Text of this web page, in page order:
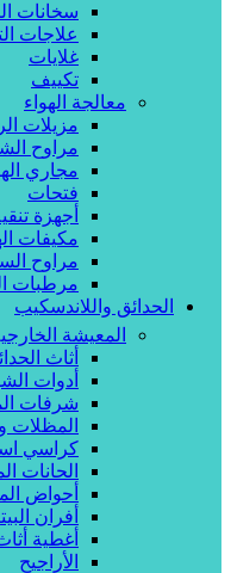
سخانات
علاجات
غلايات
تكييف
معالجة الهواء
مزيلات
مراوح
مجاري
فتحات
أجهزة
مكيفات
مراوح
مرطبات
الحدائق واللاندسكيب
المعيشة
أثاث
أدوات
شرفات
المظلات
كراسي
الحانات
أحواض
أفران
أغطية
الأراجيح